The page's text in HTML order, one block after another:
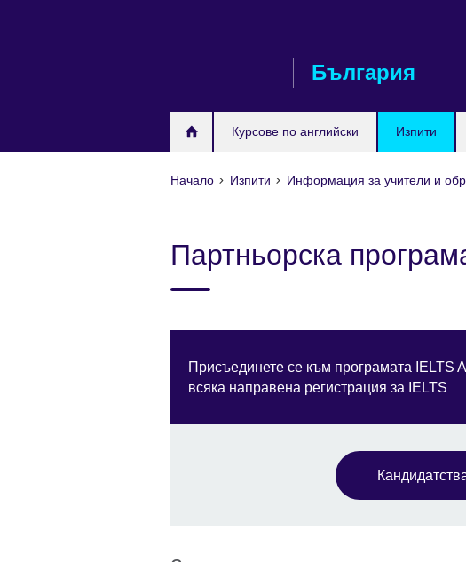
България
Курсове по английски Изпити
Начало Изпити Информация за учители и
Партньорска
Присъединете се към програмата IELTS
всяка направена регистрация за IELTS